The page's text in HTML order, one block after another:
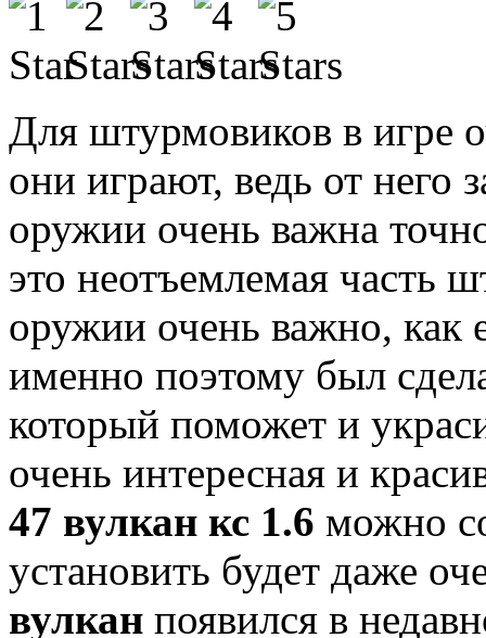
Для штурмовиков в игре
они играют, ведь от него
оружии очень важна
это неотъемлемая часть
оружии очень важно, как
именно поэтому был
который поможет и
очень интересная и
47 вулкан кс 1.6 можно
установить будет даже
вулкан появился в